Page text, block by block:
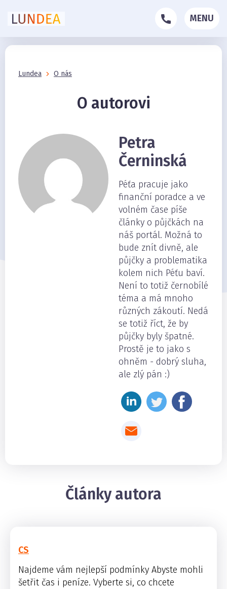
MENU
Lundea O nás
O autorovi
Petra
Černinská
Péťa pracuje jako
finanční poradce a ve
volném čase píše
články o půjčkách na
náš portál. Možná to
bude znít divně, ale
půjčky a problematika
kolem nich Péťu baví.
Není to totiž černobílé
téma a má mnoho
různých zákoutí. Nedá
se totiž říct, že by
půjčky byly špatné.
Prostě je to jako s
ohněm - dobrý sluha,
ale zlý pán :)
Články autora
CS
Najdeme vám nejlepší podmínky Abyste mohli
šetřit čas i peníze. Vyberte si, co chcete